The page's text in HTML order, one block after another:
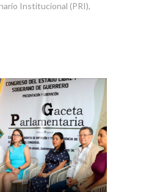
Institucional (PRI),